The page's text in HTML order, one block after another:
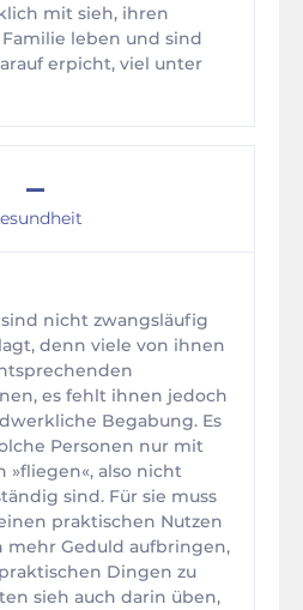
mit sieh, ihren
leben und sind
erpicht, viel unter
–
nicht zwangsläufig
denn viele von ihnen
es fehlt ihnen jedoch
Begabung. Es
Personen nur mit
»fliegen«, also nicht
sind. Für sie muss
praktischen Nutzen
mehr Geduld aufbringen,
Dingen zu
sieh auch darin üben,